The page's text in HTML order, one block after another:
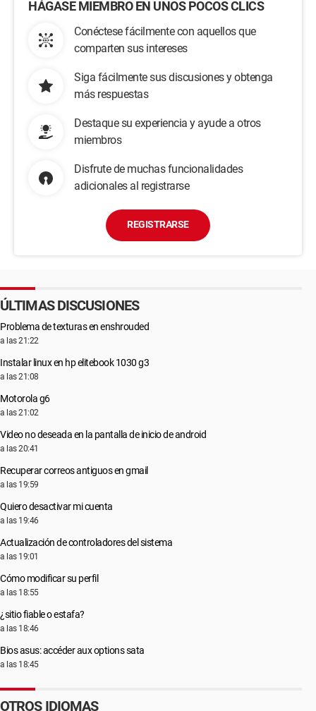
HÁGASE MIEMBRO EN UNOS POCOS CLICS
Conéctese fácilmente con aquellos que
comparten sus intereses
Siga fácilmente sus discusiones y obtenga
más respuestas
Destaque su experiencia y ayude a otros
miembros
Disfrute de muchas funcionalidades
adicionales al registrarse
REGISTRARSE
ÚLTIMAS DISCUSIONES
Problema de texturas en enshrouded
a las 21:22
Instalar linux en hp elitebook 1030 g3
a las 21:08
Motorola g6
a las 21:02
Video no deseada en la pantalla de inicio de android
a las 20:41
Recuperar correos antiguos en gmail
a las 19:59
Quiero desactivar mi cuenta
a las 19:46
Actualización de controladores del sistema
a las 19:01
Cómo modificar su perfil
a las 18:55
¿sitio fiable o estafa?
a las 18:46
Bios asus: accéder aux options sata
a las 18:45
OTROS IDIOMAS